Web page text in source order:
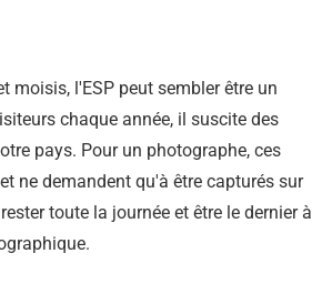
moisis, l'ESP peut sembler être un
chaque année, il suscite des
pays. Pour un photographe, ces
ne demandent qu'à être capturés sur
toute la journée et être le dernier à